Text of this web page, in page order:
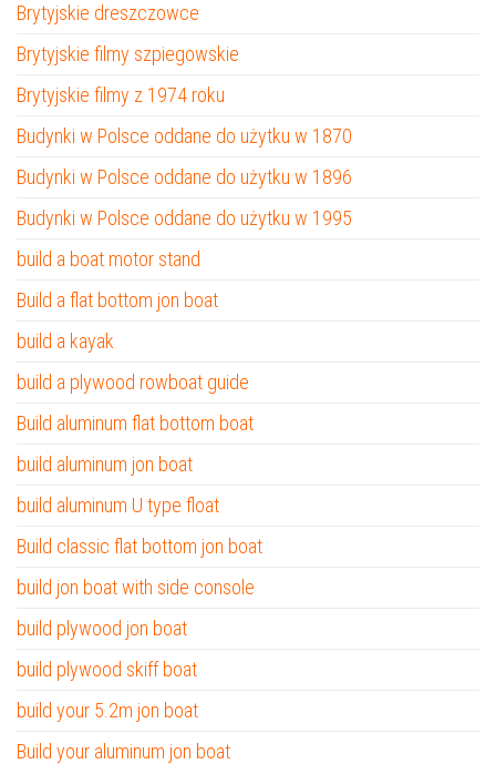
Brytyjskie dreszczowce
Brytyjskie filmy szpiegowskie
Brytyjskie filmy z 1974 roku
Budynki w Polsce oddane do użytku w 1870
Budynki w Polsce oddane do użytku w 1896
Budynki w Polsce oddane do użytku w 1995
build a boat motor stand
Build a flat bottom jon boat
build a kayak
build a plywood rowboat guide
Build aluminum flat bottom boat
build aluminum jon boat
build aluminum U type float
Build classic flat bottom jon boat
build jon boat with side console
build plywood jon boat
build plywood skiff boat
build your 5.2m jon boat
Build your aluminum jon boat